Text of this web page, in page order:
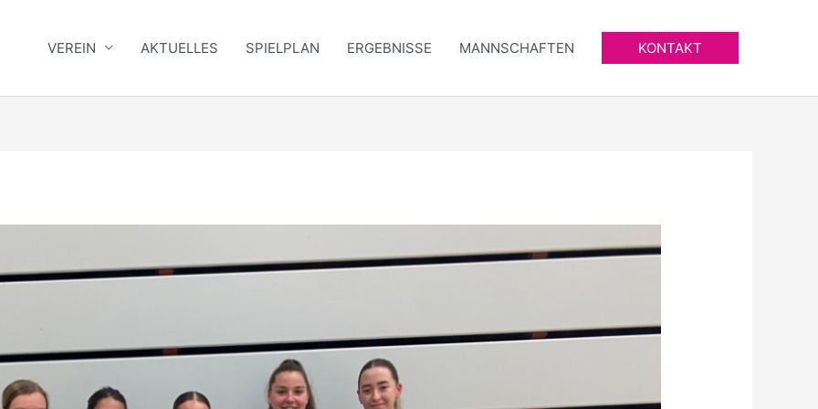
VEREIN AKTUELLES SPIELPLAN ERGEBNISSE MANNSCHAFTEN KONTAKT